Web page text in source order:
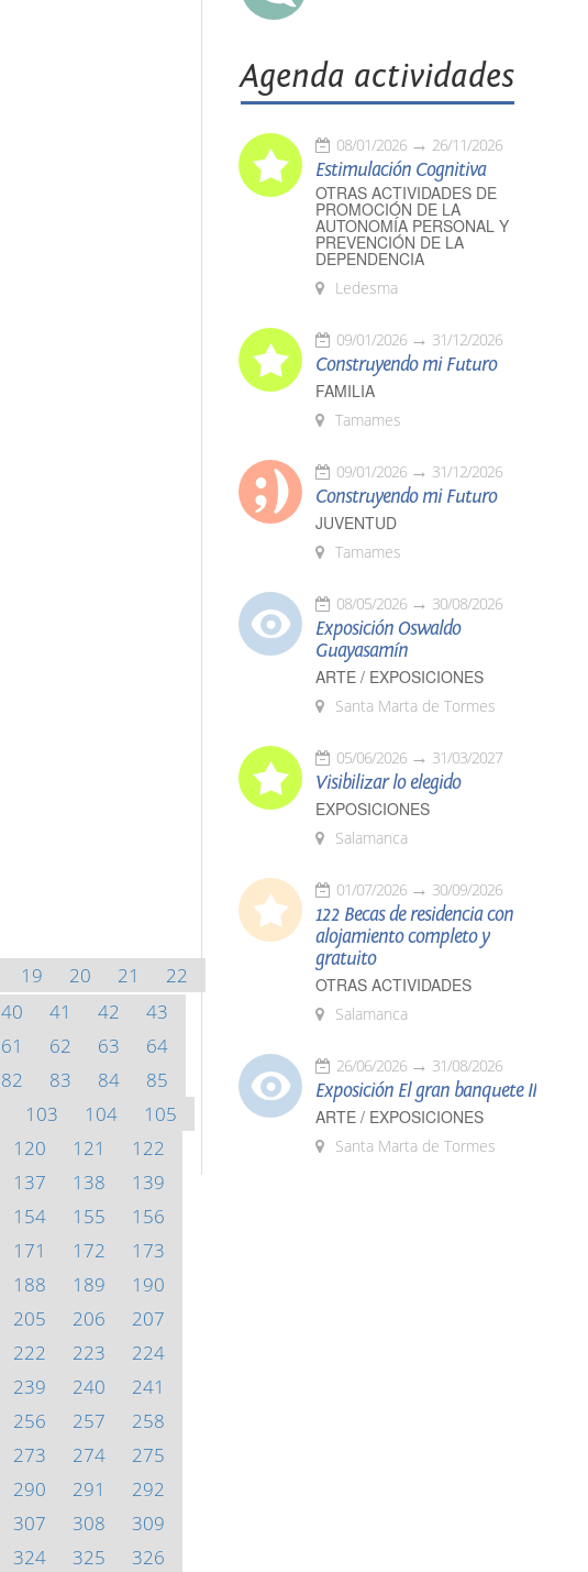
19 20 21
22
40 41 42
43
61 62 63
64
82 83 84
85
103 104
105
120 121
122
137 138
139
154 155
156
171 172
173
188 189
190
205 206
207
222 223
224
239 240
241
256 257
258
273 274
275
290 291
292
307 308
309
324 325 326
Agenda actividades
08/01/2026 26/11/2026
Estimulación Cognitiva
OTRAS ACTIVIDADES DE
PROMOCIÓN DE LA
AUTONOMÍA PERSONAL Y
PREVENCIÓN DE LA
DEPENDENCIA
Ledesma
09/01/2026 31/12/2026
Construyendo mi Futuro
FAMILIA
Tamames
09/01/2026 31/12/2026
Construyendo mi Futuro
JUVENTUD
Tamames
08/05/2026 30/08/2026
Exposición Oswaldo
Guayasamín
ARTE / EXPOSICIONES
Santa Marta de Tormes
05/06/2026 31/03/2027
Visibilizar lo elegido
EXPOSICIONES
Salamanca
01/07/2026 30/09/2026
122 Becas de residencia con
alojamiento completo y
gratuito
OTRAS ACTIVIDADES
Salamanca
26/06/2026 31/08/2026
Exposición El gran banquete II
ARTE / EXPOSICIONES
Santa Marta de Tormes